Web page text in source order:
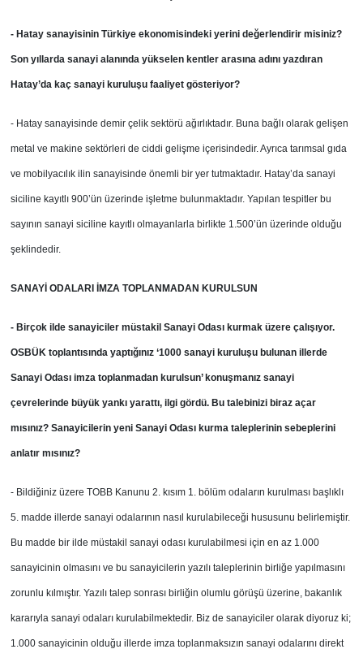
- Hatay sanayisinin Türkiye ekonomisindeki yerini değerlendirir misiniz?
Son yıllarda sanayi alanında yükselen kentler arasına adını yazdıran
Hatay’da kaç sanayi kuruluşu faaliyet gösteriyor?
- Hatay sanayisinde demir çelik sektörü ağırlıktadır. Buna bağlı olarak gelişen
metal ve makine sektörleri de ciddi gelişme içerisindedir. Ayrıca tarımsal gıda
ve mobilyacılık ilin sanayisinde önemli bir yer tutmaktadır. Hatay’da sanayi
siciline kayıtlı 900’ün üzerinde işletme bulunmaktadır. Yapılan tespitler bu
sayının sanayi siciline kayıtlı olmayanlarla birlikte 1.500’ün üzerinde olduğu
şeklindedir.
SANAYİ ODALARI İMZA TOPLANMADAN KURULSUN
- Birçok ilde sanayiciler müstakil Sanayi Odası kurmak üzere çalışıyor.
OSBÜK toplantısında yaptığınız ‘1000 sanayi kuruluşu bulunan illerde
Sanayi Odası imza toplanmadan kurulsun’ konuşmanız sanayi
çevrelerinde büyük yankı yarattı, ilgi gördü. Bu talebinizi biraz açar
mısınız? Sanayicilerin yeni Sanayi Odası kurma taleplerinin sebeplerini
anlatır mısınız?
- Bildiğiniz üzere TOBB Kanunu 2. kısım 1. bölüm odaların kurulması başlıklı
5. madde illerde sanayi odalarının nasıl kurulabileceği hususunu belirlemiştir.
Bu madde bir ilde müstakil sanayi odası kurulabilmesi için en az 1.000
sanayicinin olmasını ve bu sanayicilerin yazılı taleplerinin birliğe yapılmasını
zorunlu kılmıştır. Yazılı talep sonrası birliğin olumlu görüşü üzerine, bakanlık
kararıyla sanayi odaları kurulabilmektedir. Biz de sanayiciler olarak diyoruz ki;
1.000 sanayicinin olduğu illerde imza toplanmaksızın sanayi odalarını direkt